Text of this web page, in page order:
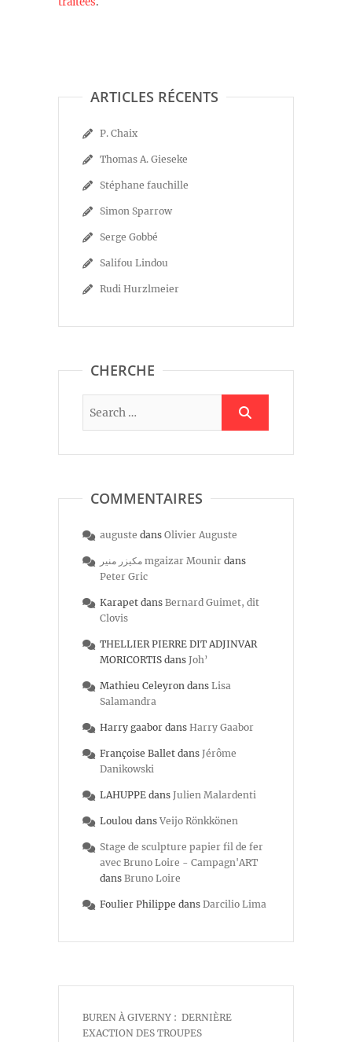
ARTICLES RÉCENTS
P. Chaix
Thomas A. Gieseke
Stéphane fauchille
Simon Sparrow
Serge Gobbé
Salifou Lindou
Rudi Hurzlmeier
CHERCHE
COMMENTAIRES
auguste dans Olivier Auguste
مكيزر منير mgaizar Mounir dans
Peter Gric
Karapet dans Bernard Guimet, dit
Clovis
THELLIER PIERRE DIT ADJINVAR
MORICORTIS dans Joh’
Mathieu Celeyron dans Lisa
Salamandra
Harry gaabor dans Harry Gaabor
Françoise Ballet dans Jérôme
Danikowski
LAHUPPE dans Julien Malardenti
Loulou dans Veijo Rönkkönen
Stage de sculpture papier fil de fer
avec Bruno Loire - Campagn'ART
dans Bruno Loire
Foulier Philippe dans Darcilio Lima
BUREN À GIVERNY : DERNIÈRE
EXACTION DES TROUPES